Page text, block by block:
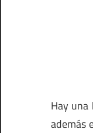
Hay una
además